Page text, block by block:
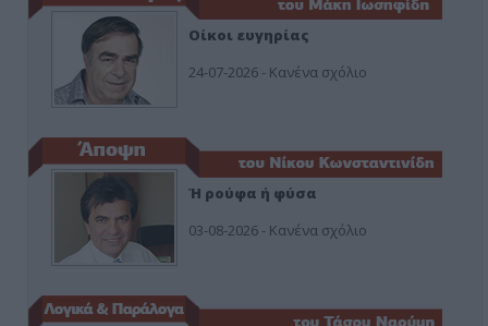
Οίκοι ευγηρίας
24-07-2026 - Κανένα σχόλιο
Ή ρούφα ή φύσα
03-08-2026 - Κανένα σχόλιο